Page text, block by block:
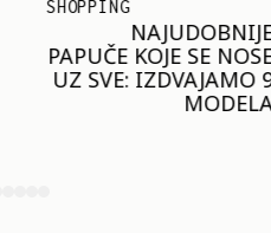
SHOPPING
NAJUDOBNIJE
PAPUČE KOJE SE NOSE
UZ SVE: IZDVAJAMO 9
MODELA